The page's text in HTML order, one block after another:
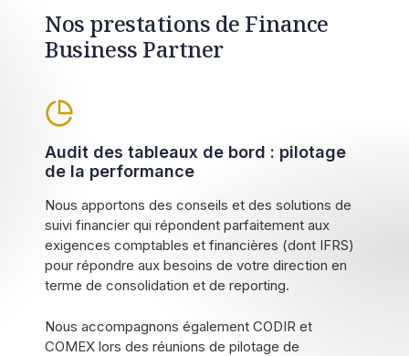
Nos prestations de Finance
Business Partner
Audit des tableaux de bord : pilotage
de la performance
Nous apportons des conseils et des solutions de
suivi financier qui répondent parfaitement aux
exigences comptables et financières (dont IFRS)
pour répondre aux besoins de votre direction en
terme de consolidation et de reporting.
Nous accompagnons également CODIR et
COMEX lors des réunions de pilotage de